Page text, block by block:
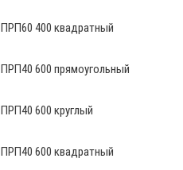
ПРП60 400 квадратный
ПРП40 600 прямоугольный
ПРП40 600 круглый
ПРП40 600 квадратный